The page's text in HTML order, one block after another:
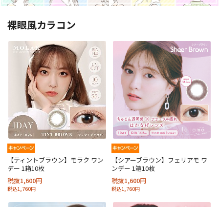
裸眼風カラコン
【ティントブラウン】モラク ワン
デー 1箱10枚
税抜1,600円
税込1,760円
【シアーブラウン】フェリアモ ワ
ンデー 1箱10枚
税抜1,600円
税込1,760円